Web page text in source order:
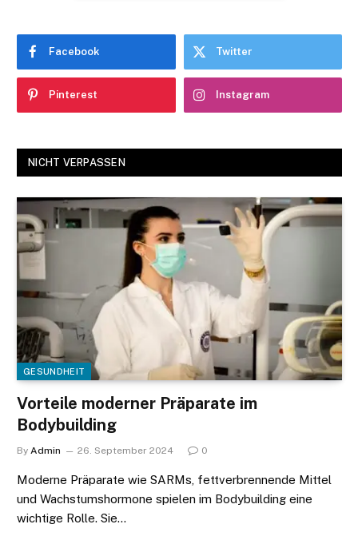
Facebook Twitter
Pinterest Instagram
NICHT VERPASSEN
GESUNDHEIT
Vorteile moderner Präparate im
Bodybuilding
By Admin 26. September 2024 0
Moderne Präparate wie SARMs, fettverbrennende Mittel
und Wachstumshormone spielen im Bodybuilding eine
wichtige Rolle. Sie…